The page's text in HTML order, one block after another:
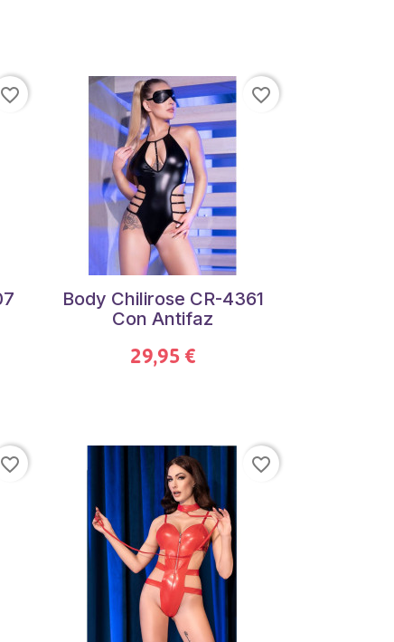
favorite_border
Body Chilirose CR-4361
Con Antifaz
29,95 €
favorite_border
favorite_border favorite_border